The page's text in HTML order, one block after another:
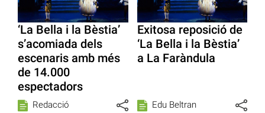
‘La Bella i la Bèstia’
s’acomiada dels
escenaris amb més
de 14.000
espectadors
Redacció
Exitosa reposició de
‘La Bella i la Bèstia’
a La Faràndula
Edu Beltran